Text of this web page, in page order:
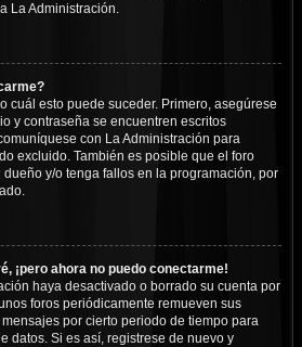
La Administración.
cuál esto puede suceder. Primero, asegúrese
y contraseña se encuentren escritos
con La Administración para
excluido. También es posible que el foro
y/o tenga fallos en la programación, por
¡pero ahora no puedo conectarme!
haya desactivado o borrado su cuenta por
foros periódicamente remueven sus
por cierto periodo de tiempo para
datos. Si es así, registrese de nuevo y